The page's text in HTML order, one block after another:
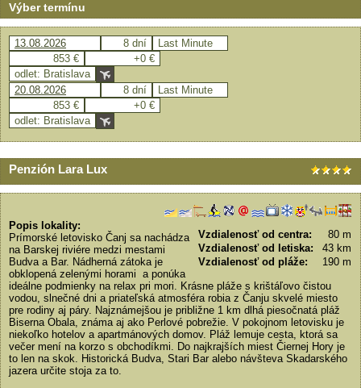
Výber termínu
13.08.2026 8 dní
Last Minute
853 €
+0 €
odlet: Bratislava
20.08.2026
8 dní
Last Minute
853 €
+0 €
odlet: Bratislava
Penzión Lara Lux
Vzdialenosť od centra:
80 m
Vzdialenosť od letiska:
43 km
Vzdialenosť od pláže:
190 m
Popis lokality:
Prímorské letovisko Čanj sa nachádza
na Barskej riviére medzi mestami
Budva a Bar. Nádherná zátoka je
obklopená zelenými horami a ponúka
ideálne podmienky na relax pri mori. Krásne pláže s krištáľovo čistou
vodou, slnečné dni a priateľská atmosféra robia z Čanju skvelé miesto
pre rodiny aj páry. Najznámejšou je približne 1 km dlhá piesočnatá pláž
Biserna Obala, známa aj ako Perlové pobrežie. V pokojnom letovisku je
niekoľko hotelov a apartmánových domov. Pláž lemuje cesta, ktorá sa
večer mení na korzo s obchodíkmi. Do najkrajších miest Čiernej Hory je
to len na skok. Historická Budva, Stari Bar alebo návšteva Skadarského
jazera určite stoja za to.